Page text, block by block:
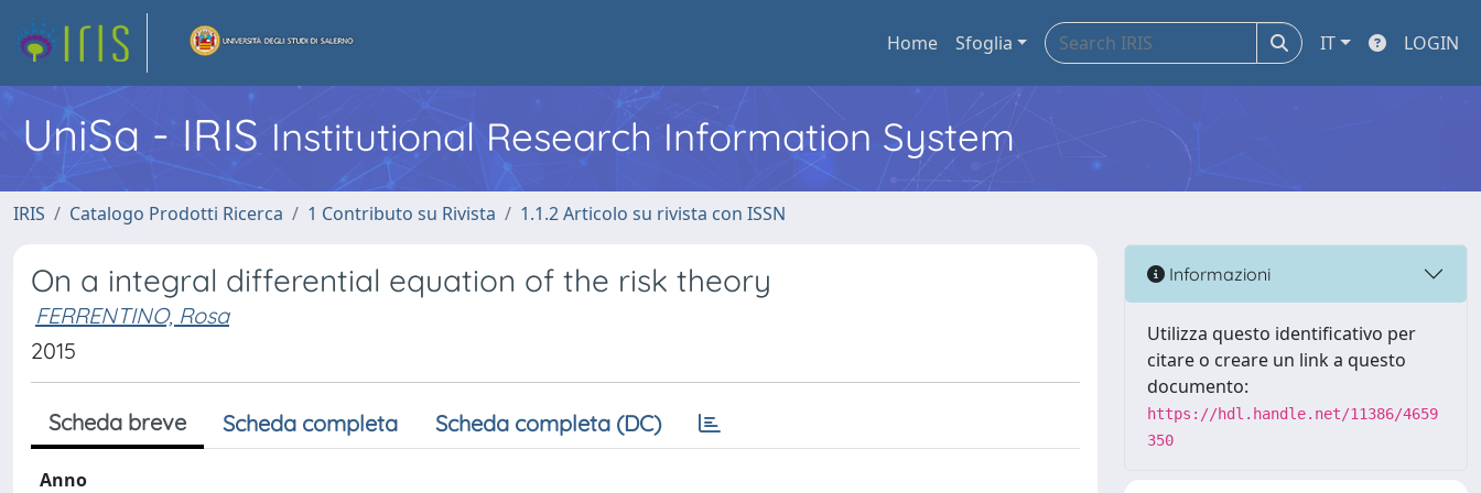
Home Sfoglia IT LOGIN
UniSa - IRIS Institutional Research Information System
IRIS Catalogo Prodotti Ricerca 1 Contributo su Rivista 1.1.2 Articolo su rivista con ISSN
On a integral differential equation of the risk theory
FERRENTINO, Rosa
2015
Scheda breve Scheda completa Scheda completa (DC)
Anno
Informazioni
Utilizza questo identificativo per
citare o creare un link a questo
documento:
https://hdl.handle.net/11386/4659
350